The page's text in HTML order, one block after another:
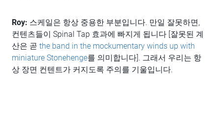
Roy: 스케일은 항상 중용한 부분입니다. 만일 잘못하면,
컨텐츠들이 Spinal Tap 효과에 빠지게 됩니다 [잘못된 계
산은 곧 the band in the mockumentary winds up with
miniature Stonehenge를 의미합니다]. 그래서 우리는 항
상 장면 컨텐트가 커지도록 주의를 기울입니다.